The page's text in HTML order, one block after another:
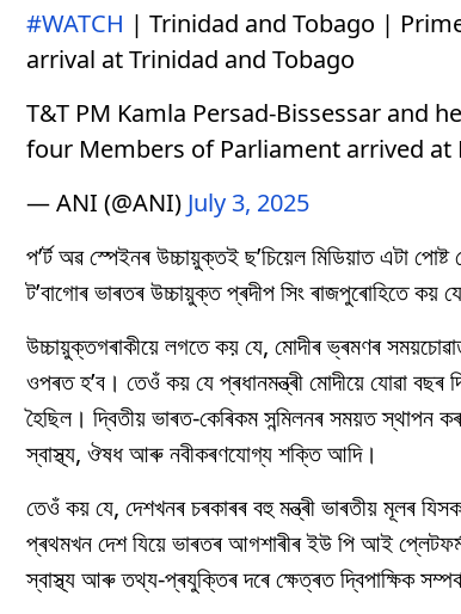
#WATCH | Trinidad and Tobago |
arrival at Trinidad and Tobago
T&T PM Kamla Persad-Bissessar and
four Members of Parliament arrived at
— ANI (@ANI) July 3, 2025
প’ৰ্ট অৱ স্পেইনৰ উচ্চায়ুক্তই ছ’চিয়েল মিডিয়াত এটা
ট’বাগোৰ ভাৰতৰ উচ্চায়ুক্ত প্ৰদীপ সিং ৰাজপুৰোহিতে
উচ্চায়ুক্তগৰাকীয়ে লগতে কয় যে, মোদীৰ ভ্ৰমণৰ
ওপৰত হ’ব। তেওঁ কয় যে প্ৰধানমন্ত্ৰী মোদীয়ে যোৱা বছৰ
হৈছিল। দ্বিতীয় ভাৰত-কেৰিকম সন্মিলনৰ সময়ত
স্বাস্থ্য, ঔষধ আৰু নবীকৰণযোগ্য শক্তি আদি।
তেওঁ কয় যে, দেশখনৰ চৰকাৰৰ বহু মন্ত্ৰী ভাৰতীয় মূলৰ
প্ৰথমখন দেশ যিয়ে ভাৰতৰ আগশাৰীৰ ইউ পি আই
স্বাস্থ্য আৰু তথ্য-প্ৰযুক্তিৰ দৰে ক্ষেত্ৰত দ্বিপাক্ষিক